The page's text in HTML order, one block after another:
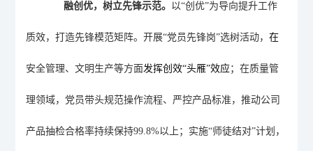
融创优，树立先锋示范。 以“创优”为导向提升工作
质效，打造先锋模范矩阵。开展“党员先锋岗”选树活动，在
安全管理、文明生产等方面发挥创效“头雁”效应；在质量管
理领域，党员带头规范操作流程、严控产品标准，推动公司
产品抽检合格率持续保持99.8%以上 ；实施“师徒结对”计划，